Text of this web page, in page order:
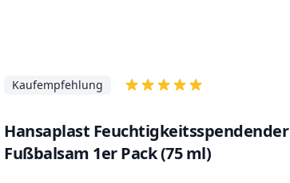
Hansaplast Feuchtigkeitsspendender
Fußbalsam 1er Pack (75 ml)
Kaufempfehlung